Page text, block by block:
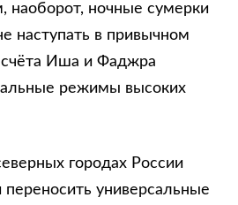
наоборот, ночные сумерки
наступать в привычном
Иша и Фаджра
режимы высоких
городах России
переносить универсальные